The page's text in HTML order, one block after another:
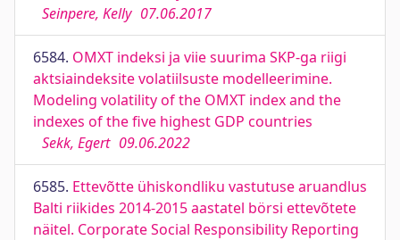
Seinpere, Kelly 07.06.2017
6584. OMXT indeksi ja viie suurima SKP-ga riigi
aktsiaindeksite volatiilsuste modelleerimine.
Modeling volatility of the OMXT index and the
indexes of the five highest GDP countries
Sekk, Egert 09.06.2022
6585. Ettevõtte ühiskondliku vastutuse aruandlus
Balti riikides 2014-2015 aastatel börsi ettevõtete
näitel. Corporate Social Responsibility Reporting